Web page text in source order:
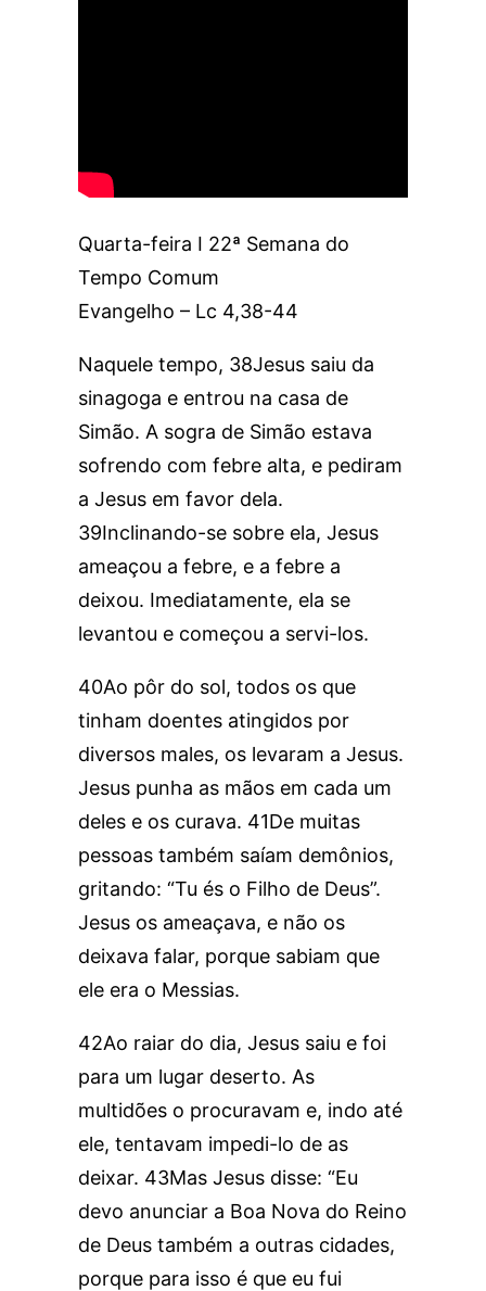
Quarta-feira I 22ª Semana do
Tempo Comum
Evangelho – Lc 4,38-44
Naquele tempo, 38Jesus saiu da
sinagoga e entrou na casa de
Simão. A sogra de Simão estava
sofrendo com febre alta, e pediram
a Jesus em favor dela.
39Inclinando-se sobre ela, Jesus
ameaçou a febre, e a febre a
deixou. Imediatamente, ela se
levantou e começou a servi-los.
40Ao pôr do sol, todos os que
tinham doentes atingidos por
diversos males, os levaram a Jesus.
Jesus punha as mãos em cada um
deles e os curava. 41De muitas
pessoas também saíam demônios,
gritando: “Tu és o Filho de Deus”.
Jesus os ameaçava, e não os
deixava falar, porque sabiam que
ele era o Messias.
42Ao raiar do dia, Jesus saiu e foi
para um lugar deserto. As
multidões o procuravam e, indo até
ele, tentavam impedi-lo de as
deixar. 43Mas Jesus disse: “Eu
devo anunciar a Boa Nova do Reino
de Deus também a outras cidades,
porque para isso é que eu fui